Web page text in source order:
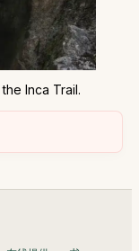
Inca Trail.